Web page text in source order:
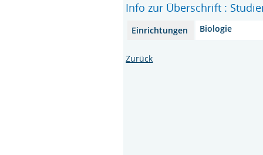
Info zur Überschrift :
Einrichtungen Biologie
Zurück